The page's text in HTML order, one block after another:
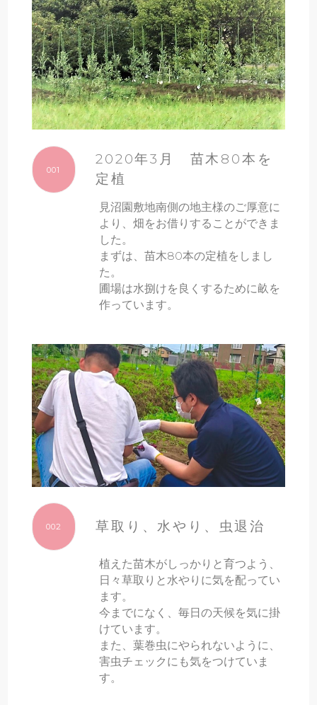
001
2020年3月 苗木80本を
定植
見沼園敷地南側の地主様のご厚意に
より、畑をお借りすることができま
した。
まずは、苗木80本の定植をしまし
た。
圃場は水捌けを良くするために畝を
作っています。
002 草取り、水やり、虫退治
植えた苗木がしっかりと育つよう、
日々草取りと水やりに気を配ってい
ます。
今までになく、毎日の天候を気に掛
けています。
また、葉巻虫にやられないように、
害虫チェックにも気をつけていま
す。